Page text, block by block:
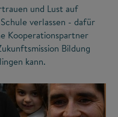
und Lust auf
verlassen - dafür
Kooperationspartner
Bildung
kann.